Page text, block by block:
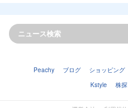
Peachy ブログ ショッピング
Kstyle
株探